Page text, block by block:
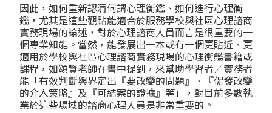
因此，如何重新認清何謂心理衡鑑、如何進行心理衡
鑑，尤其是這些觀點能適合於服務學校與社區心理諮商
實務現場的論述，對於心理諮商人員而言是很重要的一
個專業知能。當然，能發展出一本或有一個更貼近、更
適用於學校與社區心理諮商實務現場的心理衡鑑書籍或
課程，如頌賢老師在書中提到，來幫助學習者／實務者
能「有效判斷與界定出『要改變的問題』、『促發改變
的介入策略』及『可結案的證據』等」，對目前多數執
業於這些場域的諮商心理人員是非常重要的。